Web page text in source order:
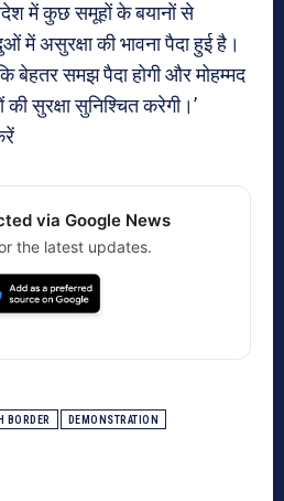
में कुछ समूहों के बयानों से
असुरक्षा की भावना पैदा हुई है।
बेहतर समझ पैदा होगी और मोहम्मद
सुरक्षा सुनिश्चित करेगी।’
via Google News
the latest updates.
BORDER DEMONSTRATION